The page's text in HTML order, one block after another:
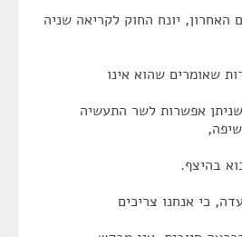
האחרון, יונח החוק לקריאה שניה
שאומרים שהוא אינו
אפשרות לשר התעשיה
בהיצף.
כי אנחנו צריכים